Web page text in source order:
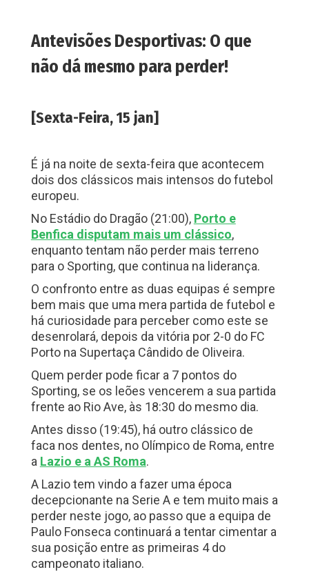
Antevisões Desportivas: O que
não dá mesmo para perder!
[Sexta-Feira, 15 jan]
É já na noite de sexta-feira que acontecem
dois dos clássicos mais intensos do futebol
europeu.
No Estádio do Dragão (21:00), Porto e
Benfica disputam mais um clássico,
enquanto tentam não perder mais terreno
para o Sporting, que continua na liderança.
O confronto entre as duas equipas é sempre
bem mais que uma mera partida de futebol e
há curiosidade para perceber como este se
desenrolará, depois da vitória por 2-0 do FC
Porto na Supertaça Cândido de Oliveira.
Quem perder pode ficar a 7 pontos do
Sporting, se os leões vencerem a sua partida
frente ao Rio Ave, às 18:30 do mesmo dia.
Antes disso (19:45), há outro clássico de
faca nos dentes, no Olímpico de Roma, entre
a Lazio e a AS Roma.
A Lazio tem vindo a fazer uma época
decepcionante na Serie A e tem muito mais a
perder neste jogo, ao passo que a equipa de
Paulo Fonseca continuará a tentar cimentar a
sua posição entre as primeiras 4 do
campeonato italiano.